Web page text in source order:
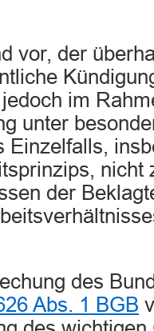
vor, der
im
unter
Einzelfalls,
nicht
der
des
Abs. 1 BGB